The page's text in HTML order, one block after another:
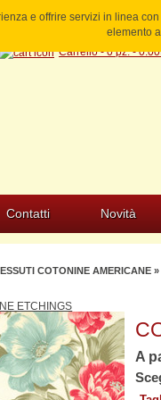
e offrire servizi in linea
elemento
Carrello - 0 pz. -
Contatti Novità
COTONINE AMERICANE»
ETCHINGS
A